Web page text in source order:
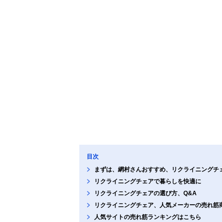
目次
まずは、網村さんおすすめ、リクライニングチ
リクライニングチェアで暮らしを快適に
リクライニングチェアの選び方、Q&A
リクライニングチェア、人気メーカーの売れ筋
人気サイトの売れ筋ランキングはこちら